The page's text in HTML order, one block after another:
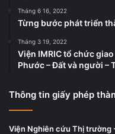
Tháng 6 16, 2022
Từng bước phát triển
Tháng 3 19, 2022
Viện IMRIC tổ chức
Phước – Đất và người –
Thông tin giấy phép
Viện Nghiên cứu Thị trường